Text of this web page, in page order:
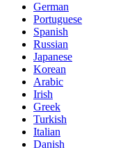
German
Portuguese
Spanish
Russian
Japanese
Korean
Arabic
Irish
Greek
Turkish
Italian
Danish